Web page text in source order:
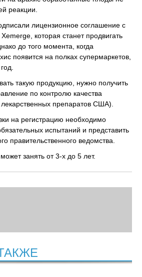
реакции.
лицензионное соглашение с
которая станет продвигать
до того момента, когда
появится на полках супермаркетов,
такую продукцию, нужно получить
по контролю качества
препаратов США).
на регистрацию необходимо
испытаний и представить
правительственного ведомства.
занять от 3-х до 5 лет.